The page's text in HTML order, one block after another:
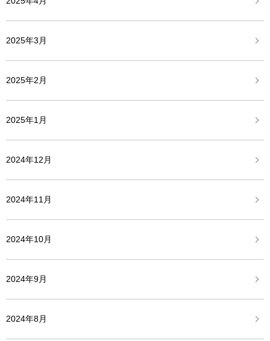
2025年3月
2025年2月
2025年1月
2024年12月
2024年11月
2024年10月
2024年9月
2024年8月